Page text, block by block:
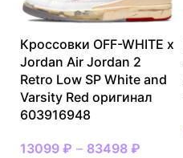
Кроссовки OFF-WHITE x
Jordan Air Jordan 2
Retro Low SP White and
Varsity Red оригинал
603916948
13099 ₽ – 83498 ₽